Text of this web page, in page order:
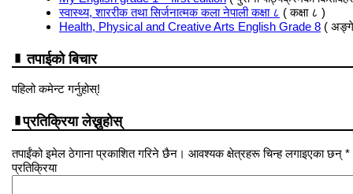
स्वास्थ्य, शाररीक तथा सिर्जनात्मक कला नेपाली कक्षा ८ ( कक्षा ८ )
Health, Physical and Creative Arts English Grade 8 (
तपाईको बिचार
पहिलो कमेन्ट गर्नुहोस्!
प्रतिक्रिया लेख्नुहोस्
तपाईंको इमेल ठेगाना प्रकाशित गरिने छैन। आवश्यक क्षेत्रहरू चिन्ह लगाइएका छन् *
प्रतिक्रिया